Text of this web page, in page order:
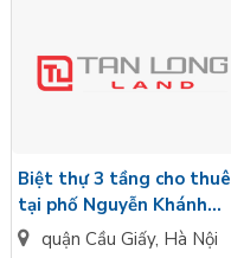
Biệt thự 3 tầng cho thuê
tại phố Nguyễn Khánh
Toàn, quận Cầu Giấy
quận Cầu Giấy, Hà Nội